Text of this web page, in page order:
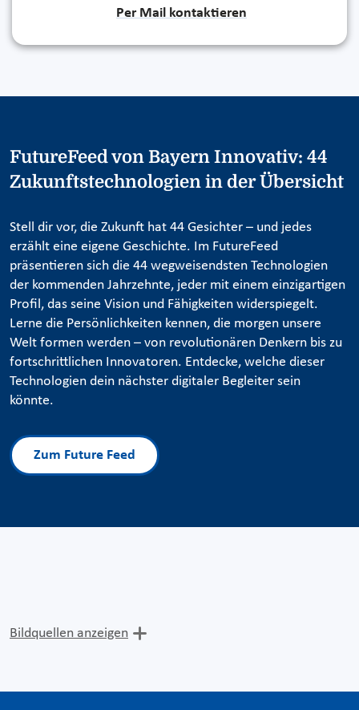
Per Mail kontaktieren
FutureFeed von Bayern Innovativ: 44
Zukunftstechnologien in der Übersicht
Stell dir vor, die Zukunft hat 44 Gesichter – und jedes
erzählt eine eigene Geschichte. Im FutureFeed
präsentieren sich die 44 wegweisendsten Technologien
der kommenden Jahrzehnte, jeder mit einem einzigartigen
Profil, das seine Vision und Fähigkeiten widerspiegelt.
Lerne die Persönlichkeiten kennen, die morgen unsere
Welt formen werden – von revolutionären Denkern bis zu
fortschrittlichen Innovatoren. Entdecke, welche dieser
Technologien dein nächster digitaler Begleiter sein
könnte.
Zum Future Feed
Bildquellen anzeigen